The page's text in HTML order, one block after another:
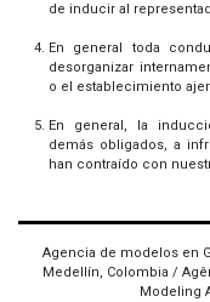
de inducir al
En general toda
desorganizar
o el establecimiento
En general, la
demás obligados, a
han contraído con
Agencia de modelos en
Medellín, Colombia /
Modeling